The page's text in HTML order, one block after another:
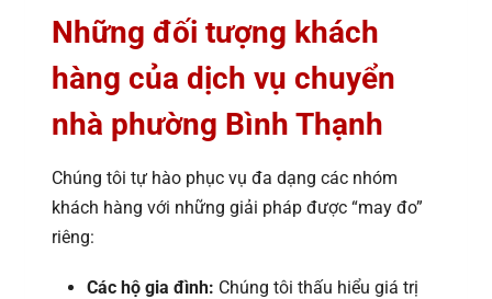
Những đối tượng khách
hàng của dịch vụ chuyển
nhà phường Bình Thạnh
Chúng tôi tự hào phục vụ đa dạng các nhóm
khách hàng với những giải pháp được “may đo”
riêng:
Các hộ gia đình: Chúng tôi thấu hiểu giá trị